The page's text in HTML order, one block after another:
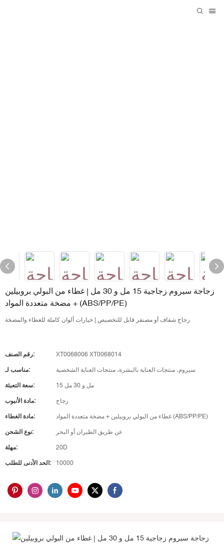
زجاجة سيروم زجاجية 15 مل و 30 مل | غطاء من البولي بروبيلين
+ مضخة متعددة المواد (ABS/PP/PE)
زجاج شفاف أو مصنفر قابل للتخصيص | خيارات ألوان كاملة للغطاء والمضخة
رقم الصنف: XT0068006 XT0068014
مناسب لـ: سيروم، منتجات العناية بالبشرة، منتجات العناية الشخصية
سعة التعبئة: 15 مل و 30 مل
مادة الأنبوب: زجاج
مادة الغطاء: غطاء من البولي بروبيلين + مضخة متعددة المواد (ABS/PP/PE)
نوع الشحن: عن طريق الطيران أو البحر
مهلة: 20D
الحد الأدنى للطلب: 10000